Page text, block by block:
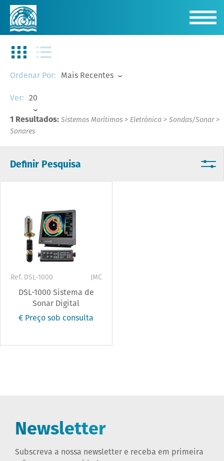
Definir Pesquisa
Ordenar Por: Mais Recentes
Ver: 20
1 Resultados: Sistemas Marítimos > Eletrónica > Sondas/Sonar>
Sonares
Ref. DSL-1000 JMC
DSL-1000 Sistema de
Sonar Digital
€ Preço sob consulta
Newsletter
Subscreva a nossa newsletter e receba em primeira